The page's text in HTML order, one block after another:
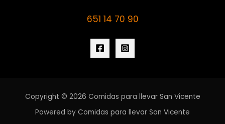
651 14 70 90
Copyright © 2026 Comidas para llevar San Vicente
Powered by Comidas para llevar San Vicente